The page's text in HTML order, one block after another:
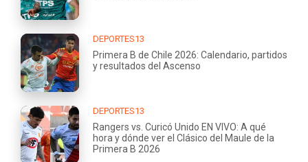
DEPORTES13
Primera B de Chile 2026: Calendario, partidos
y resultados del Ascenso
DEPORTES13
Rangers vs. Curicó Unido EN VIVO: A qué
hora y dónde ver el Clásico del Maule de la
Primera B 2026